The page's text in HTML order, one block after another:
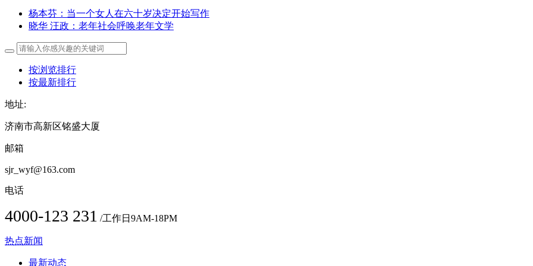
杨本芬：当一个女人在六十岁决定开始写作
晓华 汪政：老年社会呼唤老年文学
按浏览排行
按最新排行
地址:
济南市高新区铭盛大厦
邮箱
sjr_wyf@163.com
电话
4000-123 231 /工作日9AM-18PM
热点新闻
最新动态